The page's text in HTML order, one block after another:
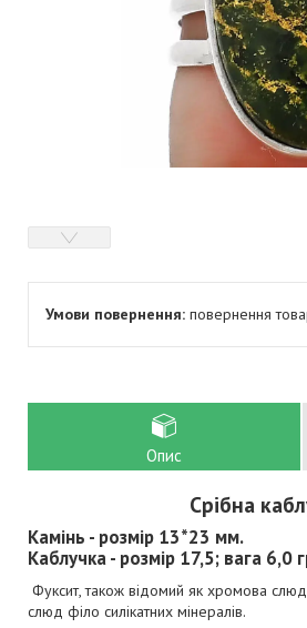
повернення
Опис
Срібна
Камінь - розмір 13*23 мм.
Каблучка - розмір 17,5; вага 6,0
Фуксит, також відомий як хромова
слюд філо силікатних мінералів.